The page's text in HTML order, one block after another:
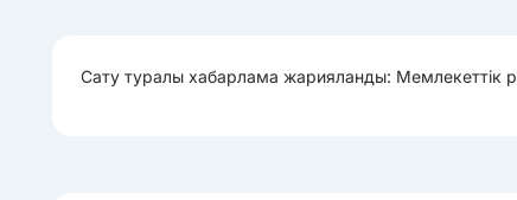
Сату туралы хабарлама жарияланды: Мемлекеттік